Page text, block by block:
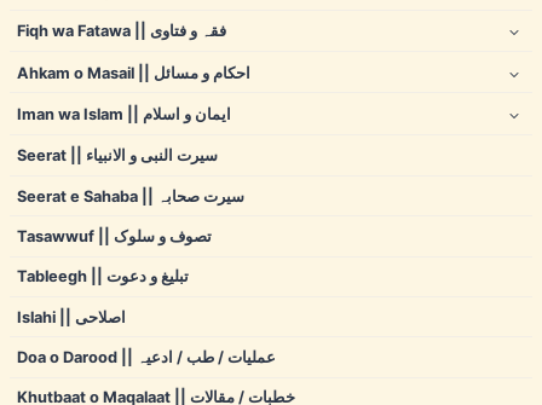
Fiqh wa Fatawa || فقہ و فتاوی
Ahkam o Masail || احکام و مسائل
Iman wa Islam || ایمان و اسلام
Seerat || سیرت النبی و الانبیاء
Seerat e Sahaba || سیرت صحابہ
Tasawwuf || تصوف و سلوک
Tableegh || تبلیغ و دعوت
Islahi || اصلاحی
Doa o Darood || عملیات / طب / ادعیہ
Khutbaat o Maqalaat || خطبات / مقالات